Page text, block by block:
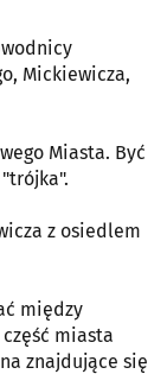
Mickiewicza,
Miasta. Być
z osiedlem
między
miasta
znajdujące się